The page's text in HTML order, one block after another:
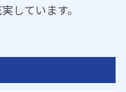
しています。